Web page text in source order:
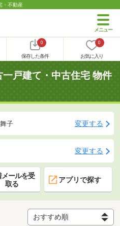
・不動産
0
保存した条件
0
お気に入り
戸建て・中古住宅 物件
子 変更する
変更する
メールを受
取る
アプリで探す